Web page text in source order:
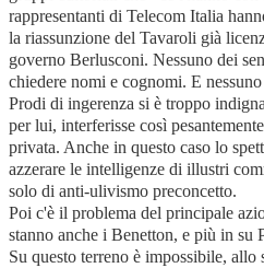
rappresentanti di Telecom Italia
la riassunzione del Tavaroli già
governo Berlusconi. Nessuno dei
chiedere nomi e cognomi. E
Prodi di ingerenza si è troppo
per lui, interferisse così
privata. Anche in questo caso lo
azzerare le intelligenze di illustri
solo di anti-ulivismo preconcetto.
Poi c'è il problema del principale
stanno anche i Benetton, e più in su
Su questo terreno è impossibile,